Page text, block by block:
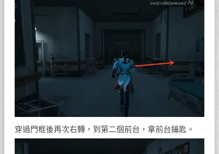
穿過門框後再次右轉，到第二個前台，拿前台鑰匙。